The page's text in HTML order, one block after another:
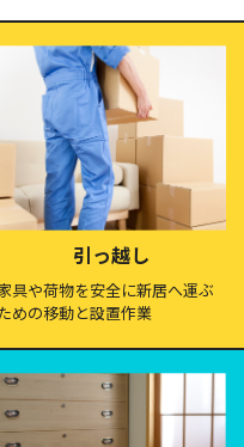
引っ越し
具や荷物を安全に新居へ運ぶ
めの移動と設置作業